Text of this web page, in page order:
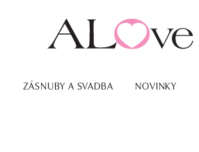
ZÁSNUBY A SVADBA NOVINKY